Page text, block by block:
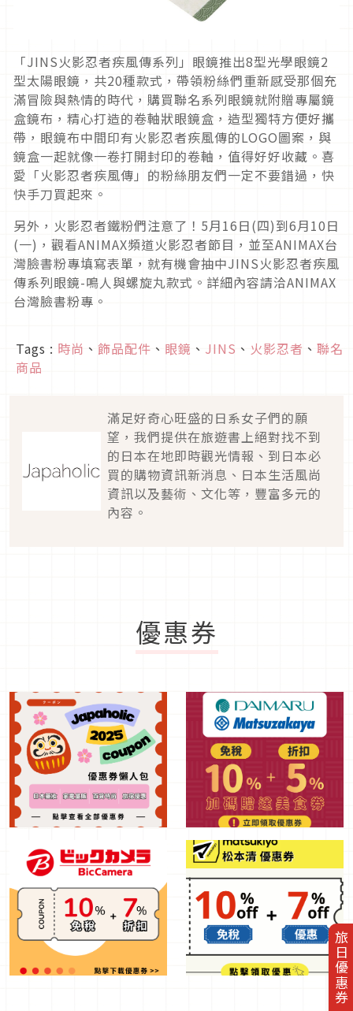
旅日優惠券
「JINS火影忍者疾風傳系列」眼鏡推出8型光學眼鏡2
型太陽眼鏡，共20種款式， 帶領粉絲們重新感受那個充
滿冒險與熱情的時代， 購買聯名系列眼鏡就附贈專屬鏡
盒鏡布，精心打造的卷軸狀眼鏡盒， 造型獨特方便好攜
帶，眼鏡布中間印有火影忍者疾風傳的LOGO圖案，與
鏡盒一起就像一卷打開封印的卷軸，值得好好收藏。喜
愛「火影忍者疾風傳」的粉絲朋友們一定不要錯過，快
快手刀買起來。
另外，火影忍者鐵粉們注意了！ 5月16日(四)到6月10日
(一) ， 觀看ANIMAX頻道火影忍者節目，並至ANIMAX台
灣臉書粉專填寫表單，就有機會抽中JINS火影忍者疾風
傳系列眼鏡-鳴人 與螺旋丸款式。詳細內容請洽ANIMAX
台灣臉書粉專。
Tags : 時尚 、 飾品配件 、 眼鏡 、 JINS 、 火影忍者 、 聯名
商品
滿足好奇心旺盛的日系女子們的願
望，我們提供在旅遊書上絕對找不到
的日本在地即時觀光情報、到日本必
買的購物資訊新消息、日本生活風尚
資訊以及藝術、文化等，豐富多元的
內容。
優惠券